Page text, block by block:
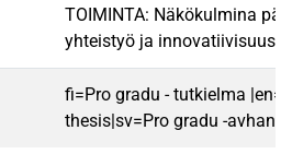
TOIMINTA: Näkökulmina
yhteistyö ja innovatiivisuus
fi=Pro gradu - tutkielma
thesis|sv=Pro gradu -